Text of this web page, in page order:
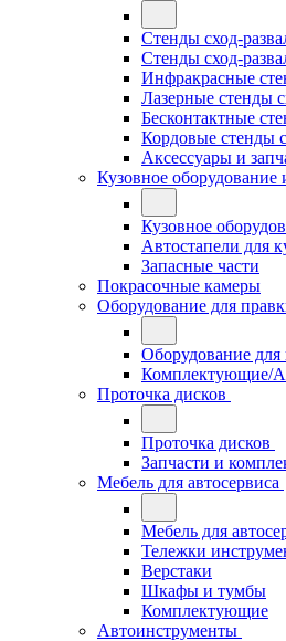
Стенды сход-
Стенды сход-
Инфракрасные
Лазерные стенды
Бесконтактные
Кордовые стенды
Аксессуары и
Кузовное оборудование
Кузовное
Автостапели для
Запасные части
Покрасочные камеры
Оборудование для
Оборудование для
Комплектующие/
Проточка дисков
Проточка дисков
Запчасти и
Мебель для автосервиса
Мебель для
Тележки
Верстаки
Шкафы и тумбы
Комплектующие
Автоинструменты